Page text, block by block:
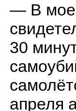
— В
30
апреля